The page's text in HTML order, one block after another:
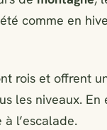
comme en
rois et offrent
les niveaux. En
l’escalade.